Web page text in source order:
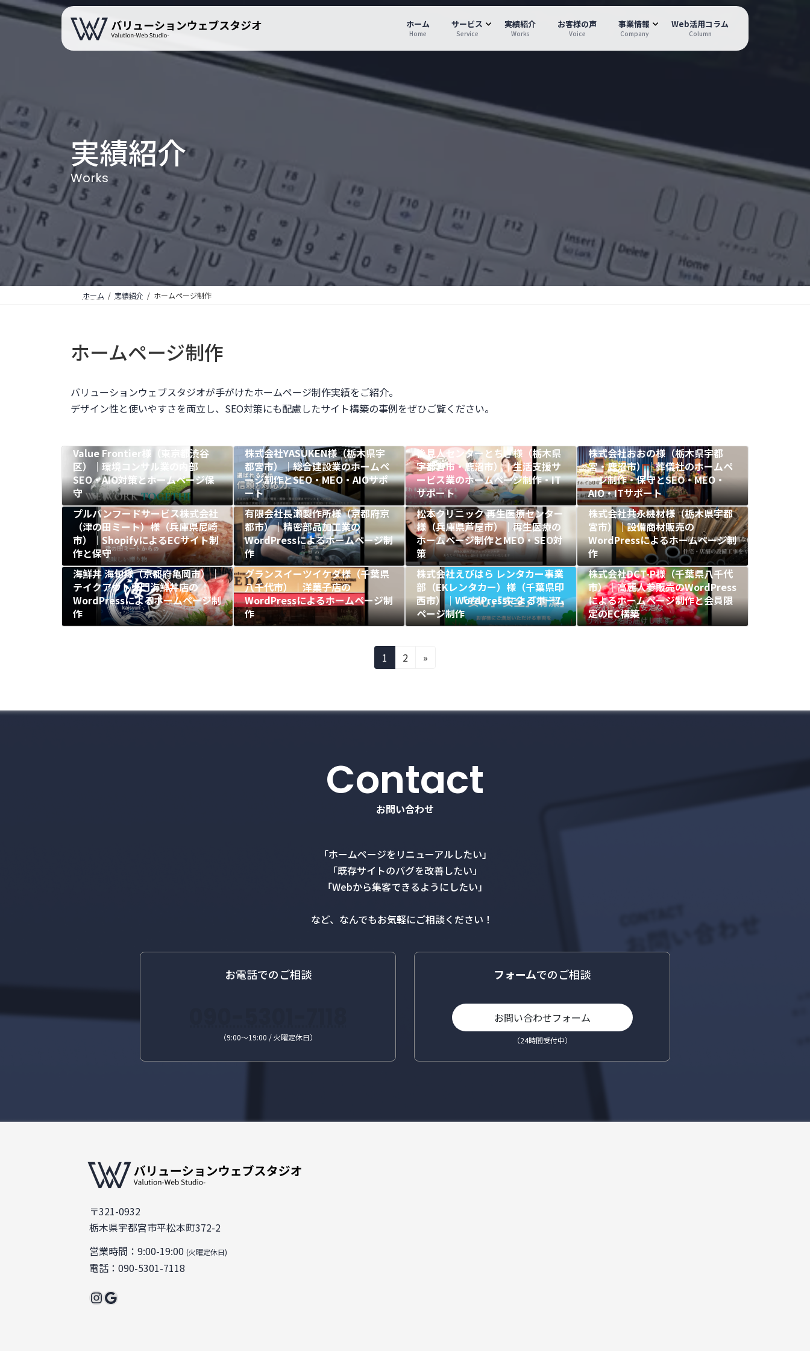
コ
ン
ッ
プ
ナ
ビ
移
動
ホーム
Home
サービス
Service
実績紹介
Works
お客様の声
Voice
事業情報
Company
Web活用コラム
Column
実績紹介
Works
ホーム 実績紹介 ホームページ制作
ホームページ制作
バリューションウェブスタジオが手がけたホームページ制作実績をご紹介。
デザイン性と使いやすさを両立し、SEO対策にも配慮したサイト構築の事例をぜひご覧ください。
Value Frontier様（東京都渋谷
区）｜環境コンサル業の内部
SEO・AIO対策とホームページ保
守
株式会社YASUKEN様（栃木県宇
都宮市）｜総合建設業のホームペ
ージ制作とSEO・MEO・AIOサポ
ート
後見人センターとちぎ様（栃木県
宇都宮市・鹿沼市）｜生活支援サ
ービス業のホームページ制作・IT
サポート
株式会社おおの様（栃木県宇都
宮・鹿沼市）｜葬儀社のホームペ
ージ制作・保守とSEO・MEO・
AIO・ITサポート
プルバンフードサービス株式会社
（津の田ミート）様（兵庫県尼崎
市）｜ShopifyによるECサイト制
作と保守
有限会社長瀬製作所様（京都府京
都市）｜精密部品加工業の
WordPressによるホームページ制
作
松本クリニック 再生医療センター
様（兵庫県芦屋市）｜再生医療の
ホームページ制作とMEO・SEO対
策
株式会社共永機材様（栃木県宇都
宮市）｜設備商材販売の
WordPressによるホームページ制
作
海鮮丼 海旬様（京都府亀岡市）｜
テイクアウト専門海鮮丼店の
WordPressによるホームページ制
作
グランスイーツイケダ様（千葉県
八千代市）｜洋菓子店の
WordPressによるホームページ制
作
株式会社えびはら レンタカー事業
部（EKレンタカー）様（千葉県印
西市）｜WordPressによるホーム
ページ制作
株式会社DCT-P様（千葉県八千代
市）｜高麗人参販売のWordPress
によるホームページ制作と会員限
定のEC構築
の
固
定
ジ
1
固
ジ
2 »
Contact
お問い合わせ
「ホームページをリニューアルしたい」
「既存サイトのバグを改善したい」
「Webから集客できるようにしたい」
など、なんでもお気軽にご相談ください！
お電話でのご相談
（9:00〜19:00 / 火曜定休日）
フォームでのご相談
お問い合わせフォーム
（24時間受付中）
〒321-0932
栃木県宇都宮市平松本町372-2
営業時間：9:00-19:00(火曜定休日)
電話：090-5301-7118
Instagram
GoogleMap